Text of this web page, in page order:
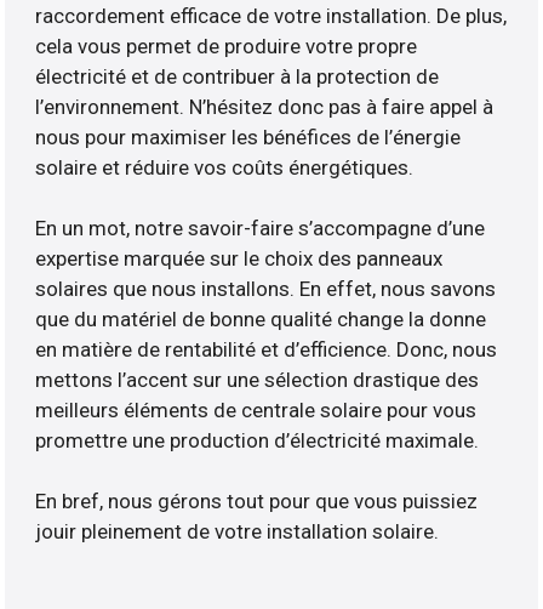
raccordement efficace de votre installation. De plus,
cela vous permet de produire votre propre
électricité et de contribuer à la protection de
l’environnement. N’hésitez donc pas à faire appel à
nous pour maximiser les bénéfices de l’énergie
solaire et réduire vos coûts énergétiques.
En un mot, notre savoir-faire s’accompagne d’une
expertise marquée sur le choix des panneaux
solaires que nous installons. En effet, nous savons
que du matériel de bonne qualité change la donne
en matière de rentabilité et d’efficience. Donc, nous
mettons l’accent sur une sélection drastique des
meilleurs éléments de centrale solaire pour vous
promettre une production d’électricité maximale.
En bref, nous gérons tout pour que vous puissiez
jouir pleinement de votre installation solaire.